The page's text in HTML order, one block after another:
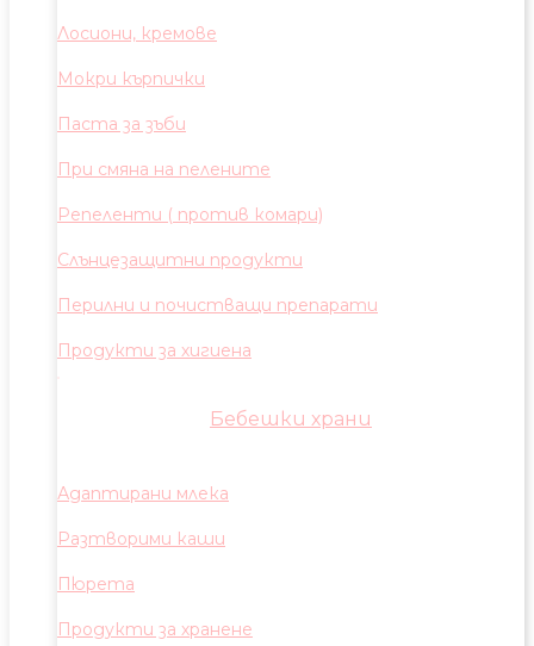
Лосиони, кремове
Мокри кърпички
Паста за зъби
При смяна на пелените
Репеленти ( против комари)
Слънцезащитни продукти
Перилни и почистващи препарати
Продукти за хигиена
Бебешки храни
Адаптирани млека
Разтворими каши
Пюрета
Продукти за хранене